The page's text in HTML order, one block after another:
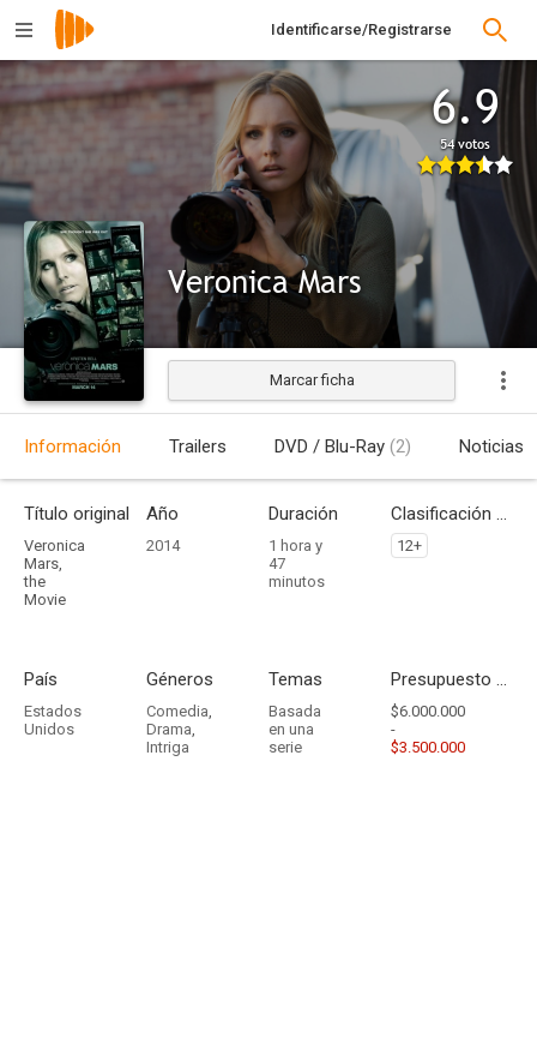
Identificarse/Registrarse
6.9
54 votos
Veronica Mars
Estrenada
Marcar ficha
Información Trailers DVD / Blu-Ray (2) Noticias
Título original
Veronica
Mars,
the
Movie
Año
2014
Duración
1 hora y
47
minutos
Clasificación por edades
12+
País
Estados
Unidos
Géneros
Comedia,
Drama,
Intriga
Temas
Basada
en una
serie
Presupuesto - Ingresos
$6.000.000
-
$3.500.000